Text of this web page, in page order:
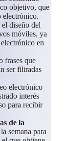
objetivo, que
electrónico.
el diseño del
móviles, ya
en
frases que
ser filtradas
electrónico
interés
para recibir
de la
semana para